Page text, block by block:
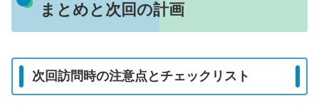
まとめと次回の計画
次回訪問時の注意点とチェックリスト